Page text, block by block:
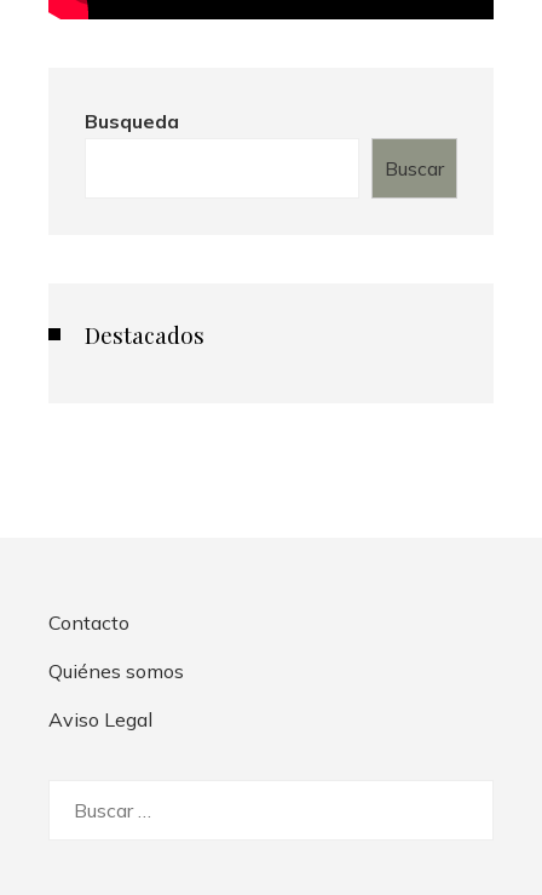
Busqueda
Buscar
Destacados
Contacto
Quiénes somos
Aviso Legal